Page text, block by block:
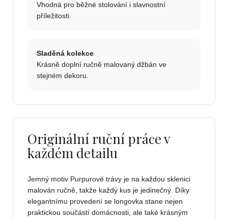
Vhodná pro běžné stolování i slavnostní
příležitosti.
Sladěná kolekce
Krásně doplní ručně malovaný džbán ve
stejném dekoru.
Originální ruční práce v
každém detailu
Jemný motiv Purpurové trávy je na každou sklenici
malován ručně, takže každý kus je jedinečný. Díky
elegantnímu provedení se longovka stane nejen
praktickou součástí domácnosti, ale také krásným